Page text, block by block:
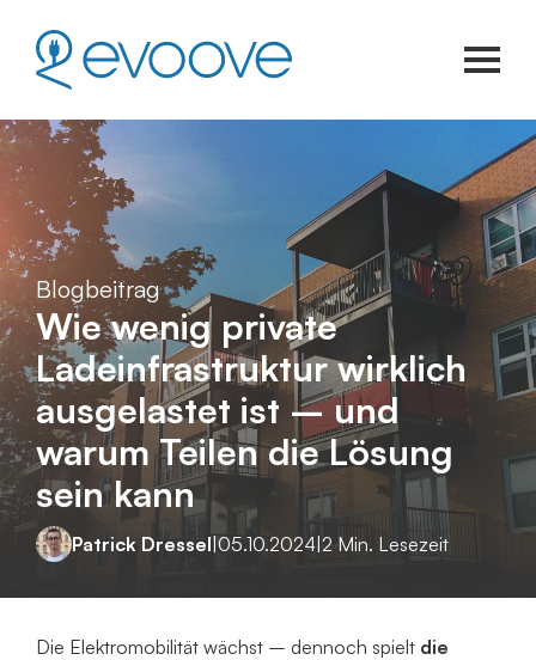
Blogbeitrag
Wie wenig private
Ladeinfrastruktur wirklich
ausgelastet ist – und
warum Teilen die Lösung
sein kann
Patrick Dressel |05.10.2024 2 Min. Lesezeit
Die Elektromobilität wächst – dennoch spielt die